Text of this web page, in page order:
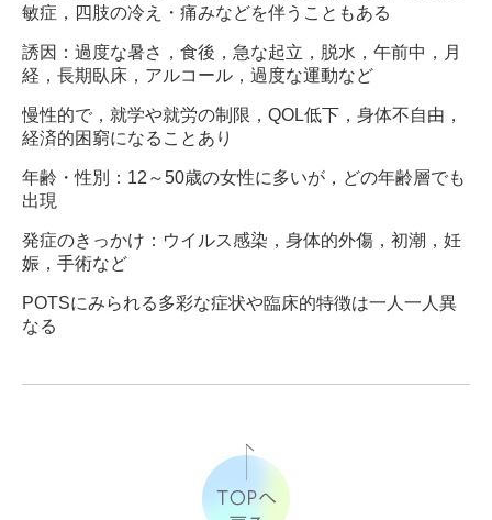
敏症， 四肢の冷え・痛みなどを伴うこともある
誘因：過度な暑さ， 食後， 急な起立， 脱水， 午前中，月
経， 長期臥床，アルコール， 過度な運動など
慢性的で，就学や就労の制限，QOL低下，身体不自由，
経済的困窮になることあり
年齢・性別：12～50歳の女性に多いが，どの年齢層でも
出現
発症のきっかけ：ウイルス感染，身体的外傷，初潮，妊
娠，手術など
POTSにみられる多彩な症状や臨床的特徴は一人一人異
なる